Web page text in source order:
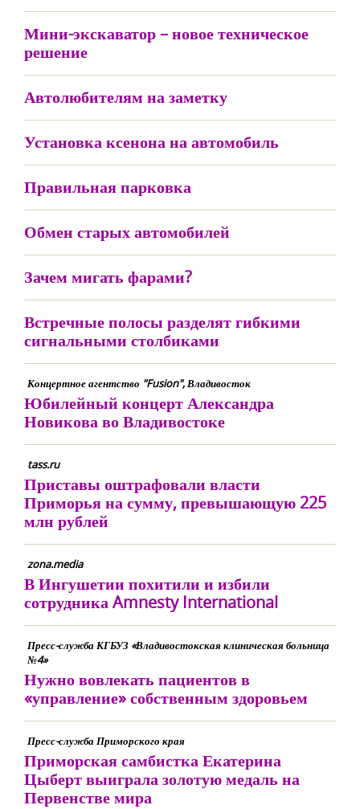
Мини-экскаватор – новое техническое
решение
Автолюбителям на заметку
Установка ксенона на автомобиль
Правильная парковка
Обмен старых автомобилей
Зачем мигать фарами?
Встречные полосы разделят гибкими
сигнальными столбиками
Концертное агентство "Fusion", Владивосток
Юбилейный концерт Александра
Новикова во Владивостоке
tass.ru
Приставы оштрафовали власти
Приморья на сумму, превышающую 225
млн рублей
zona.media
В Ингушетии похитили и избили
сотрудника Amnesty International
Пресс-служба КГБУЗ «Владивостокская клиническая больница
№4»
Нужно вовлекать пациентов в
«управление» собственным здоровьем
Пресс-служба Приморского края
Приморская самбистка Екатерина
Цыберт выиграла золотую медаль на
Первенстве мира